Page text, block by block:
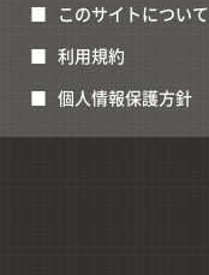
このサイトについて
利用規約
個人情報保護方針